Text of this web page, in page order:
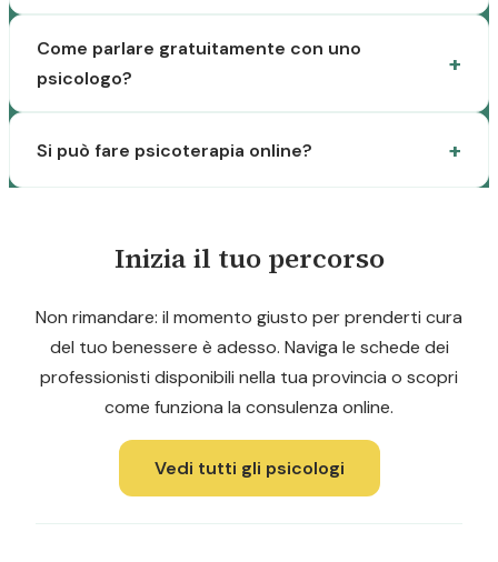
Come parlare gratuitamente con uno
psicologo?
Si può fare psicoterapia online?
Inizia il tuo percorso
Non rimandare: il momento giusto per prenderti cura
del tuo benessere è adesso. Naviga le schede dei
professionisti disponibili nella tua provincia o scopri
come funziona la consulenza online.
Vedi tutti gli psicologi